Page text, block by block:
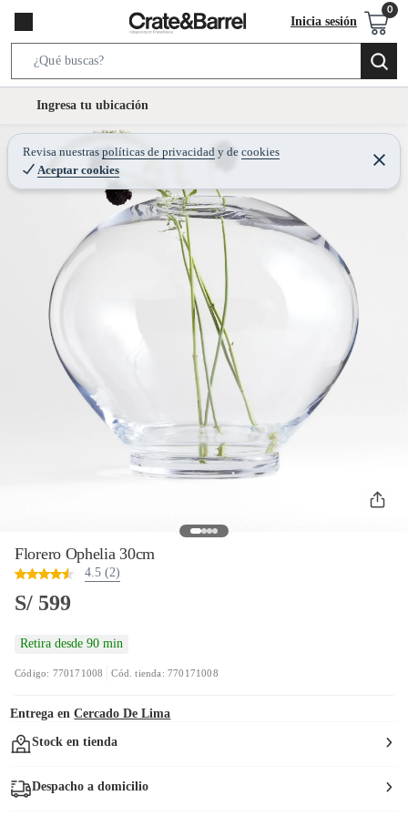
Inicia sesión
e
r
c
B
a
t
Ingresa tu ubicación
Revisa nuestras políticas de privacidad y de cookies
Aceptar cookies
C
r
Florero Ophelia 30cm
4.5 (2)
S/ 599
Retira desde 90 min
Código: 770171008 Cód. tienda: 770171008
Entrega en Cercado De Lima
Stock en tienda
Despacho a domicilio